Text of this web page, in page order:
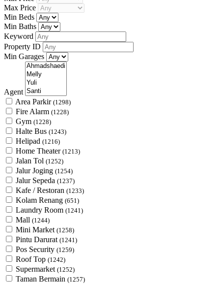
Max Price
Min Beds
Min Baths
Keyword
Property ID
Min Garages
Agent
Area Parkir (1298)
Fire Alarm (1228)
Gym (1228)
Halte Bus (1243)
Helipad (1216)
Home Theater (1213)
Jalan Tol (1252)
Jalur Joging (1254)
Jalur Sepeda (1237)
Kafe / Restoran (1233)
Kolam Renang (651)
Laundry Room (1241)
Mall (1244)
Mini Market (1258)
Pintu Darurat (1241)
Pos Security (1259)
Roof Top (1242)
Supermarket (1252)
Taman Bermain (1257)